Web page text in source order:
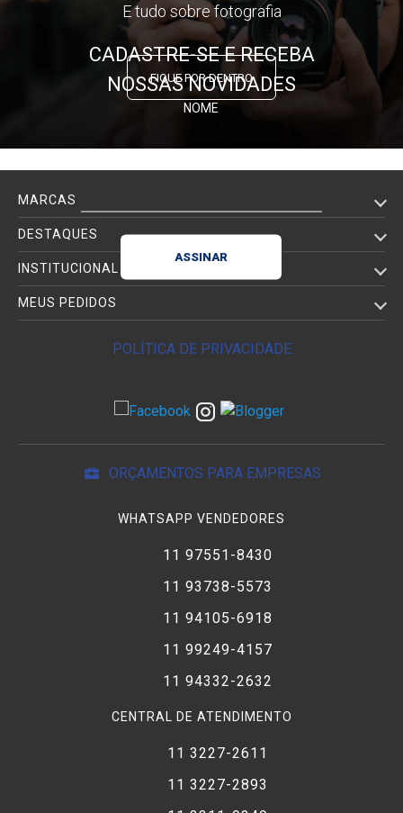
E tudo sobre fotografia
FIQUE POR DENTRO
CADASTRE-SE E RECEBA
NOSSAS NOVIDADES
NOME
MARCAS
DESTAQUES
INSTITUCIONAL
MEUS PEDIDOS
POLÍTICA DE PRIVACIDADE
ORÇAMENTOS PARA EMPRESAS
WHATSAPP VENDEDORES
11 97551-8430
11 93738-5573
11 94105-6918
11 99249-4157
11 94332-2632
CENTRAL DE ATENDIMENTO
11 3227-2611
11 3227-2893